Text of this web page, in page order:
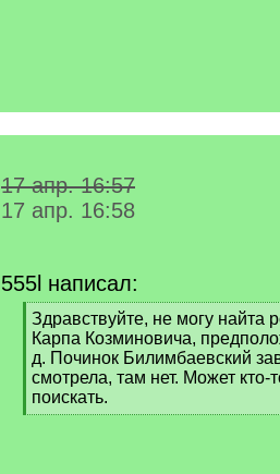
17 апр. 16:57
17 апр. 16:58
555l написал:
[
q
]
Здравствуйте, не могу найта
Карпа Козминовича,
д. Починок Билимбаевский
смотрела, там нет. Может кто-
поискать.
[